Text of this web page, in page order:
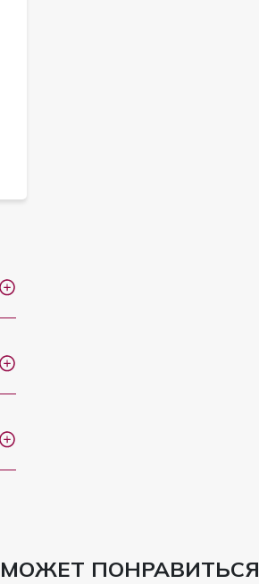
ПОНРАВИТЬСЯ